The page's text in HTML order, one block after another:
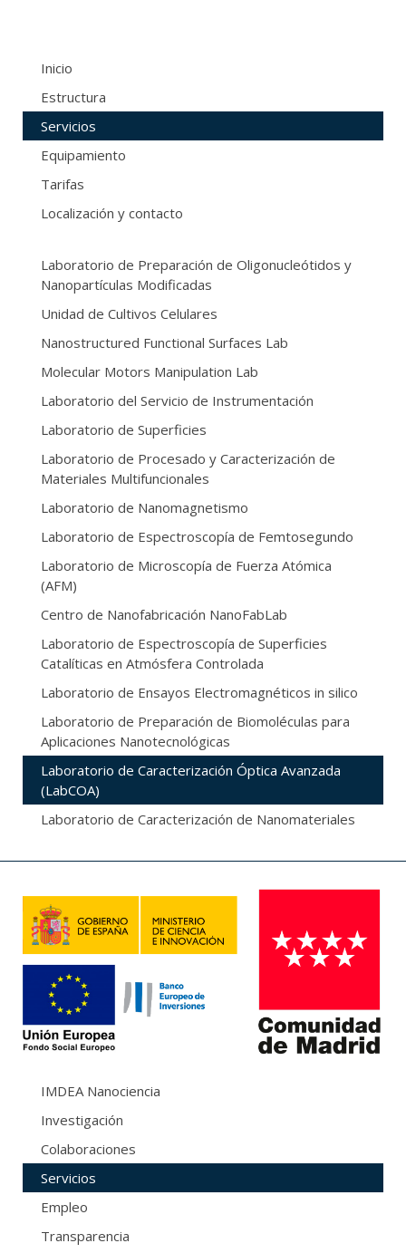
Inicio
Estructura
Servicios
Equipamiento
Tarifas
Localización y contacto
Laboratorio de Preparación de Oligonucleótidos y
Nanopartículas Modificadas
Unidad de Cultivos Celulares
Nanostructured Functional Surfaces Lab
Molecular Motors Manipulation Lab
Laboratorio del Servicio de Instrumentación
Laboratorio de Superficies
Laboratorio de Procesado y Caracterización de
Materiales Multifuncionales
Laboratorio de Nanomagnetismo
Laboratorio de Espectroscopía de Femtosegundo
Laboratorio de Microscopía de Fuerza Atómica
(AFM)
Centro de Nanofabricación NanoFabLab
Laboratorio de Espectroscopía de Superficies
Catalíticas en Atmósfera Controlada
Laboratorio de Ensayos Electromagnéticos in silico
Laboratorio de Preparación de Biomoléculas para
Aplicaciones Nanotecnológicas
Laboratorio de Caracterización Óptica Avanzada
(LabCOA)
Laboratorio de Caracterización de Nanomateriales
IMDEA Nanociencia
Investigación
Colaboraciones
Servicios
Empleo
Transparencia